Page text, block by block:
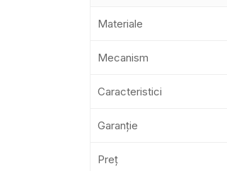
Materiale
Mecanism
Caracteristici
Garanție
Preț